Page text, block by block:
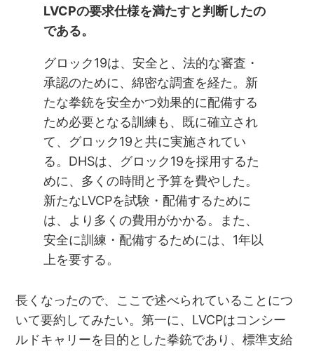
LVCPの要求仕様を満たすと判断したの
である。
グロック19は、安全と、法的な審査・
承認のために、綿密な調査を経た。新
たな拳銃を安全かつ効果的に配備する
ため必要となる訓練も、既に確立され
て、グロック19と共に実施されてい
る。DHSは、グロック19を採用するた
めに、多くの時間と予算を費やした。
新たなLVCPを試験・配備するために
は、より多くの費用がかかる。また、
安全に訓練・配備するためには、1年以
上を要する。
長くなったので、ここで述べられていることにつ
いて要約してみたい。第一に、LVCPはコンシー
ルドキャリーを目的とした拳銃であり、標準支給